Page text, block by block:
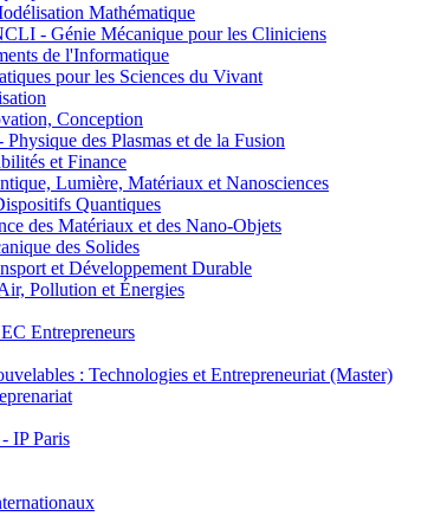
Mathématique
- Génie Mécanique pour les Cliniciens
de l'Informatique
pour les Sciences du Vivant
Conception
des Plasmas et de la Fusion
et Finance
Lumière, Matériaux et Nanosciences
Quantiques
des Matériaux et des Nano-Objets
des Solides
et Développement Durable
Pollution et Énergies
Entrepreneurs
: Technologies et Entrepreneuriat (Master)
IP Paris